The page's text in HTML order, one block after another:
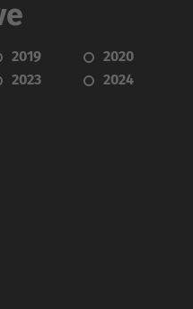
2019
2020
2023
2024